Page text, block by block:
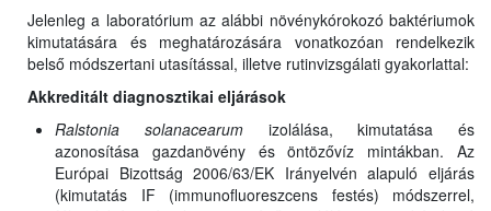
Jelenleg a laboratórium az alábbi növénykórokozó baktériumok
kimutatására és meghatározására vonatkozóan rendelkezik
belső módszertani utasítással, illetve rutinvizsgálati gyakorlattal:
Akkreditált diagnosztikai eljárások
Ralstonia solanacearum izolálása, kimutatása és
azonosítása gazdanövény és öntözővíz mintákban. Az
Európai Bizottság 2006/63/EK Irányelvén alapuló eljárás
(kimutatás IF (immunofluoreszcens festés) módszerrel,